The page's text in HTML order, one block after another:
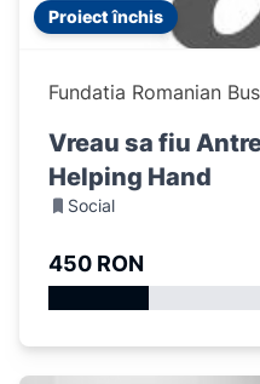
Proiect închis
Fundatia Romanian
Vreau sa fiu
Helping Hand
Social
450 RON